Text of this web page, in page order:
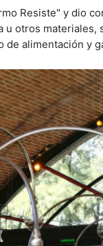
Resiste" y dio
otros materiales,
alimentación y